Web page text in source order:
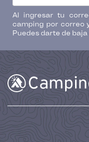
Al ingresar tu
camping por correo
Puedes darte de